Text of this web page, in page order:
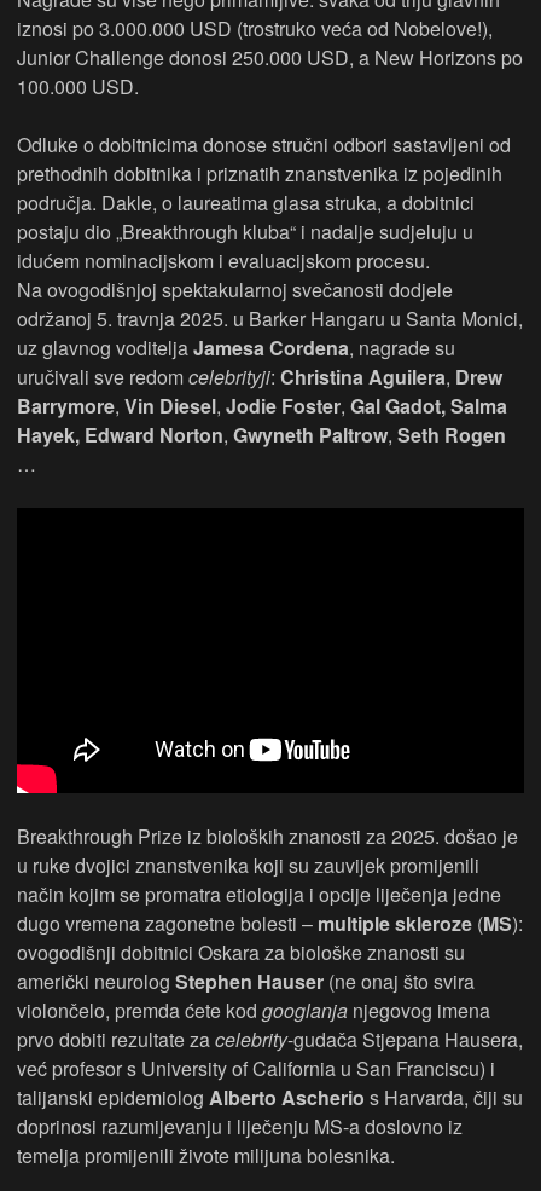
iznosi po 3.000.000 USD (trostruko veća od Nobelove!),
Junior Challenge donosi 250.000 USD, a New Horizons po
100.000 USD.
Odluke o dobitnicima donose stručni odbori sastavljeni od
prethodnih dobitnika i priznatih znanstvenika iz pojedinih
područja. Dakle, o laureatima glasa struka, a dobitnici
postaju dio „Breakthrough kluba“ i nadalje sudjeluju u
idućem nominacijskom i evaluacijskom procesu.
Na ovogodišnjoj spektakularnoj svečanosti dodjele
održanoj 5. travnja 2025. u Barker Hangaru u Santa Monici,
uz glavnog voditeljaJamesa Cordena, nagrade su
uručivali sve redomcelebrityji:​ Christina Aguilera​, Drew
Barrymore​, Vin Diesel​, Jodie Foster​, Gal Gadot,Salma
Hayek, Edward Norton​, Gwyneth Paltrow​, Seth Rogen
…
Breakthrough Prize iz bioloških znanosti za 2025. došao je
u ruke dvojici znanstvenika koji su zauvijek promijenili
način kojim se promatra etiologija i opcije liječenja jedne
dugo vremena zagonetne bolesti – multiple skleroze (MS):
ovogodišnji dobitnici Oskara za biološke znanosti su
američki neurolog Stephen Hauser (ne onaj što svira
violončelo, premda ćete kod googlanja njegovog imena
prvo dobiti rezultate zacelebrity-gudača Stjepana Hausera,
već profesor s University of California u San Franciscu) i
talijanski epidemiolog Alberto Ascherio s Harvarda, čiji su
doprinosi razumijevanju i liječenju MS-a doslovno iz
temelja promijenili živote milijuna bolesnika.